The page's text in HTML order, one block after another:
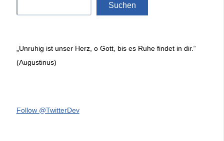
Suchen
„Unruhig ist unser Herz, o Gott, bis es Ruhe findet in dir.“
(Augustinus)
Follow @TwitterDev